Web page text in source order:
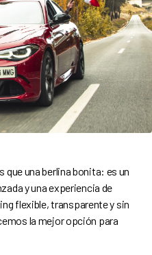
que una berlina bonita: es un
y una experiencia de
flexible, transparente y sin
la mejor opción para